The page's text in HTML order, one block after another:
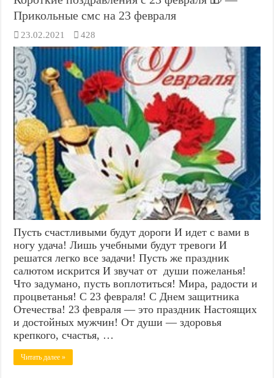
Прикольные смс на 23 февраля
23.02.2021 428
Пусть счастливыми будут дороги И идет с вами в
ногу удача! Лишь учебными будут тревоги И
решатся легко все задачи! Пусть же праздник
салютом искрится И звучат от души пожеланья!
Что задумано, пусть воплотиться! Мира, радости и
процветанья! С 23 февраля! С Днем защитника
Отечества! 23 февраля — это праздник Настоящих
и достойных мужчин! От души — здоровья
крепкого, счастья, …
Читать далее »